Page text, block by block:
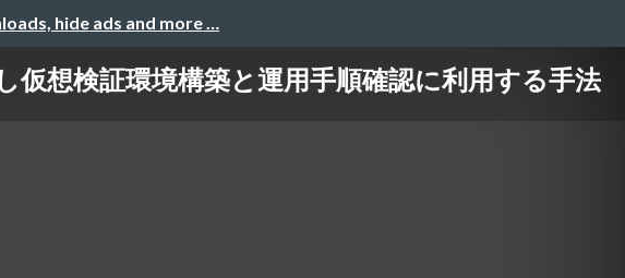
hide ads and more …
想検証環境構築と運用手順確認に利用する手法